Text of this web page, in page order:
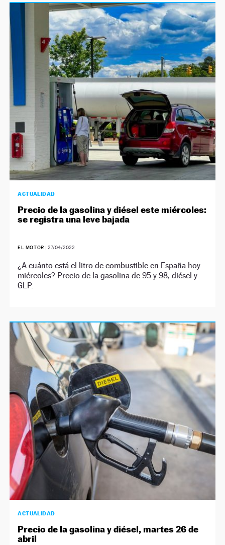
ACTUALIDAD
Precio de la gasolina y diésel este miércoles:
se registra una leve bajada
EL MOTOR | 27/04/2022
¿A cuánto está el litro de combustible en España hoy
miércoles? Precio de la gasolina de 95 y 98, diésel y
GLP.
ACTUALIDAD
Precio de la gasolina y diésel, martes 26 de
abril